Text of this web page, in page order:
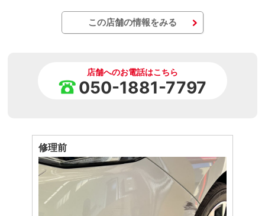
この店舗の情報をみる
店舗へのお電話はこちら
050-1881-7797
修理前